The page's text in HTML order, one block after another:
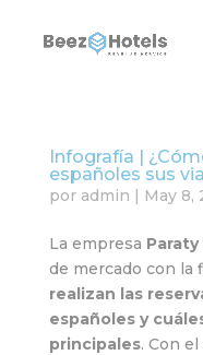
Infografía |
españoles sus
por admin | May 8,
La empresa
de mercado con la
realizan las
españoles y
principales. Con